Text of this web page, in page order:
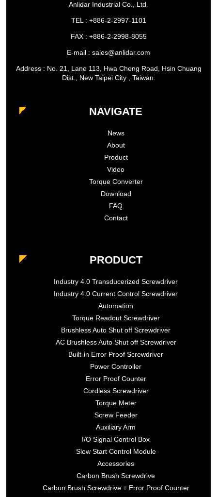
Anlidar Industrial Co., Ltd.
TEL : +886-2-2997-1101
FAX : +886-2-2998-8055
E-mail : sales@anlidar.com
Address : No. 21, Lane 113, Hwa Cheng Road, Hsin Chuang
Dist., New Taipei City , Taiwan.
NAVIGATE
News
About
Product
Video
Torque Converter
Download
FAQ
Contact
PRODUCT
Industry 4.0 Transducerized Screwdriver
Industry 4.0 Current Control Screwdriver
Automation
Torque Readout Screwdriver
Brushless Auto Shut off Screwdriver
AC Brushless Auto Shut off Screwdriver
Built-in Error Proof Screwdriver
Power Controller
Error Proof Counter
Cordless Screwdriver
Torque Meter
Screw Feeder
Auxiliary Arm
I/O Signal Control Box
Slow Start Control Module
Accessories
Carbon Brush Screwdrive
Carbon Brush Screwdrive + Error Proof Counter